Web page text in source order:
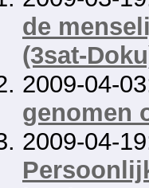
de
(3sat-
2009-04-
genomen
2009-04-